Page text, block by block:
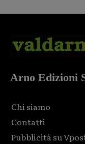
Arno Edizioni
Chi siamo
Contatti
Pubblicità su